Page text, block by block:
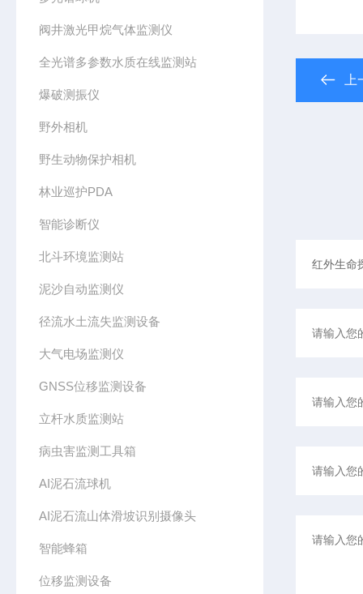
阀井激光甲烷气体监测仪
全光谱多参数水质在线监测站
爆破测振仪
野外相机
野生动物保护相机
林业巡护PDA
智能诊断仪
北斗环境监测站
泥沙自动监测仪
径流水土流失监测设备
大气电场监测仪
GNSS位移监测设备
立杆水质监测站
病虫害监测工具箱
AI泥石流球机
AI泥石流山体滑坡识别摄像头
智能蜂箱
位移监测设备